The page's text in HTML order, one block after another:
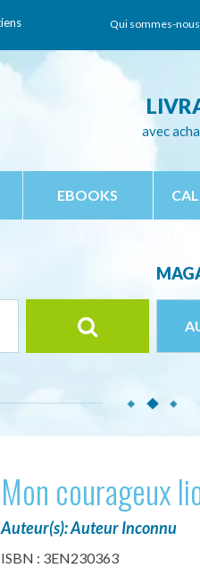
Qui sommes-
avec
EBOOKS
Mon courageux
Auteur(s): Auteur Inconnu
ISBN : 3EN230363